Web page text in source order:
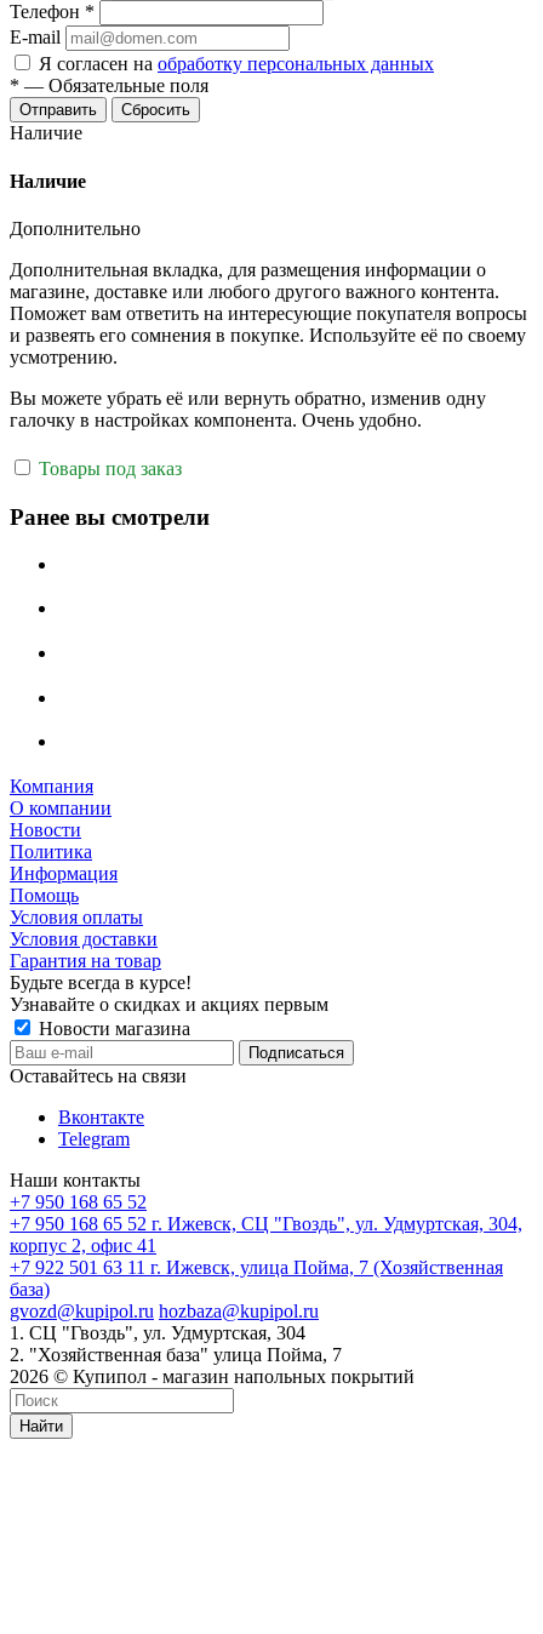
Телефон *
E-mail
Я согласен на обработку персональных данных
* — Обязательные поля
Отправить Сбросить
Наличие
Наличие
Дополнительно
Дополнительная вкладка, для размещения информации о
магазине, доставке или любого другого важного контента.
Поможет вам ответить на интересующие покупателя вопросы
и развеять его сомнения в покупке. Используйте её по своему
усмотрению.
Вы можете убрать её или вернуть обратно, изменив одну
галочку в настройках компонента. Очень удобно.
Товары под заказ
Ранее вы смотрели
Компания
О компании
Новости
Политика
Информация
Помощь
Условия оплаты
Условия доставки
Гарантия на товар
Будьте всегда в курсе!
Узнавайте о скидках и акциях первым
Новости магазина
Оставайтесь на связи
Вконтакте
Telegram
Наши контакты
+7 950 168 65 52
+7 950 168 65 52 г. Ижевск, СЦ "Гвоздь", ул. Удмуртская, 304,
корпус 2, офис 41
+7 922 501 63 11 г. Ижевск, улица Пойма, 7 (Хозяйственная
база)
gvozd@kupipol.ru hozbaza@kupipol.ru
1. СЦ "Гвоздь", ул. Удмуртская, 304
2. "Хозяйственная база" улица Пойма, 7
2026 © Купипол - магазин напольных покрытий
Найти